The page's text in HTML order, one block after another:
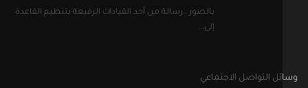
بالصور ..رسالة من أحد القيادات الرفيعة بتنظيم القاعدة
التواصل الاجتماعي